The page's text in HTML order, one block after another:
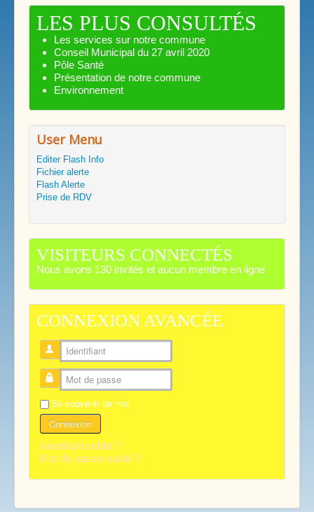
LES PLUS CONSULTÉS
Les services sur notre commune
Conseil Municipal du 27 avril 2020
Pôle Santé
Présentation de notre commune
Environnement
User Menu
Editer Flash Info
Fichier alerte
Flash Alerte
Prise de RDV
VISITEURS CONNECTÉS
Nous avons 130 invités et aucun membre en ligne
CONNEXION AVANCÉE
Identifiant
Mot de passe
Se souvenir de moi
Connexion
Identifiant oublié ?
Mot de passe oublié ?